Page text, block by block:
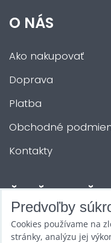
O NÁS
Ako nakupovať
Doprava
Platba
Obchodné
Kontakty
ĎALŠIE
Zábava na Vašu
Predvoľby
Cookies používame na
stránky, analýzu jej